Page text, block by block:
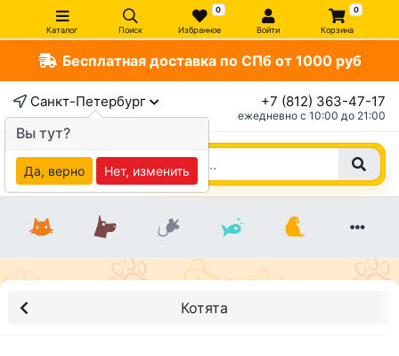
Каталог Поиск
0
Избранное Войти
0
Корзина
Бесплатная доставка по СПб от 1000 руб
Санкт-Петербург +7 (812) 363-47-17
ежедневно c 10:00 до 21:00
Котята
Вы тут?
Да, верно Нет, изменить